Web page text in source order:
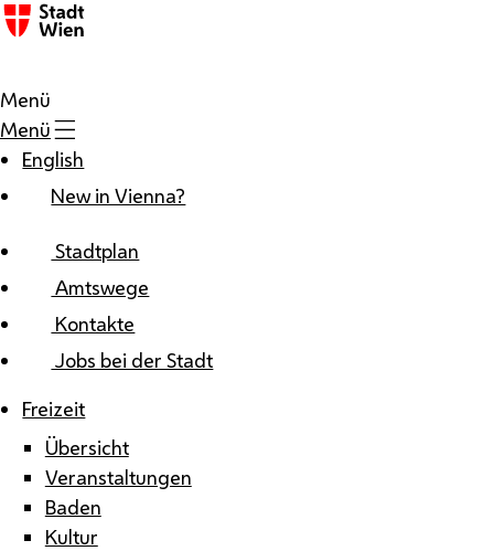
Zum Inhalt
Menü
Menü
English
New in Vienna?
Stadtplan
Amtswege
Kontakte
Jobs bei der Stadt
Freizeit
Übersicht
Veranstaltungen
Baden
Kultur